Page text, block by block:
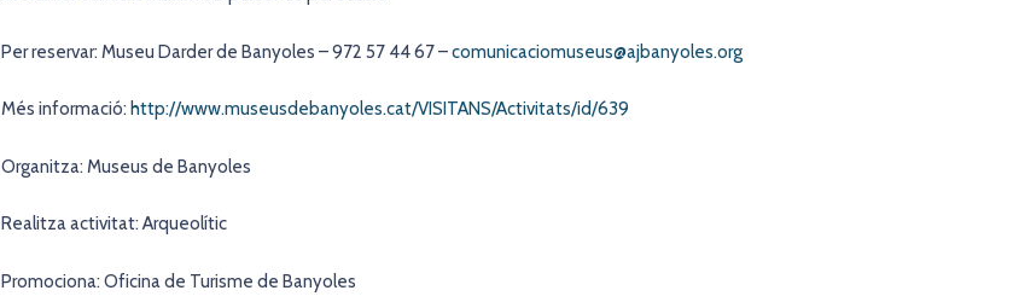
Per reservar: Museu Darder de Banyoles – 972 57 44 67 –comunicaciomuseus@ajbanyoles.org
Més informació: http://www.museusdebanyoles.cat/VISITANS/Activitats/id/639
Organitza: Museus de Banyoles
Realitza activitat: Arqueolític
Promociona: Oficina de Turisme de Banyoles